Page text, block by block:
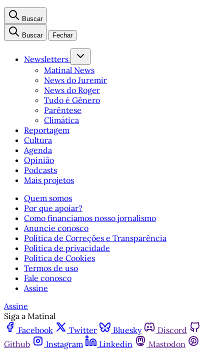
Buscar
Buscar Fechar
Newsletters
Matinal News
News do Juremir
News do Roger
Tudo é Gênero
Parêntese
Climática
Reportagem
Cultura
Agenda
Opinião
Podcasts
Mais projetos
Quem somos
Por que apoiar?
Como financiamos nosso jornalismo
Anuncie conosco
Política de Correções e Transparência
Política de privacidade
Política de Cookies
Termos de uso
Fale conosco
Assine
Assine
Siga a Matinal
Facebook
Twitter Bluesky
Discord
Github
Instagram Linkedin
Mastodon